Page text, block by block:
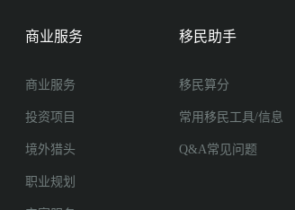
商业服务
商业服务
投资项目
境外猎头
职业规划
移民助手
移民算分
常用移民工具/信息
Q&A常见问题